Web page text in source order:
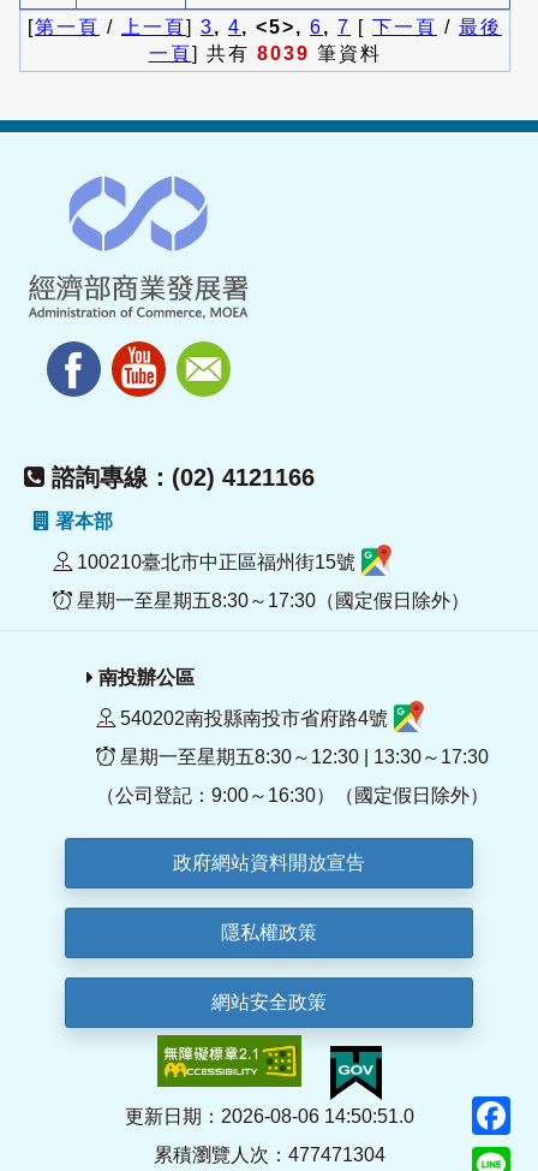
[第一頁 / 上一頁] 3, 4, <5>, 6, 7 [ 下一頁 / 最後
一頁] 共有 8039 筆資料
諮詢專線：(02) 4121166
署本部
100210臺北市中正區福州街15號
星期一至星期五8:30～17:30（國定假日除外）
南投辦公區
540202南投縣南投市省府路4號
星期一至星期五8:30～12:30 | 13:30～17:30
（公司登記：9:00～16:30）（國定假日除外）
政府網站資料開放宣告
隱私權政策
網站安全政策
更新日期：2026-08-06 14:50:51.0
累積瀏覽人次：477471304